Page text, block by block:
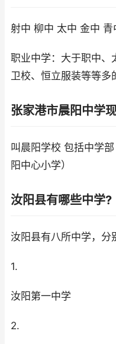
射中 柳中 太中 金中 青
职业中学：大于职中、
卫校、恒立服装等等多
张家港市晨阳中学
叫晨阳学校 包括中学
阳中心小学）
汝阳县有哪些中学?
汝阳县有八所中学，分
1.
汝阳第一中学
2.